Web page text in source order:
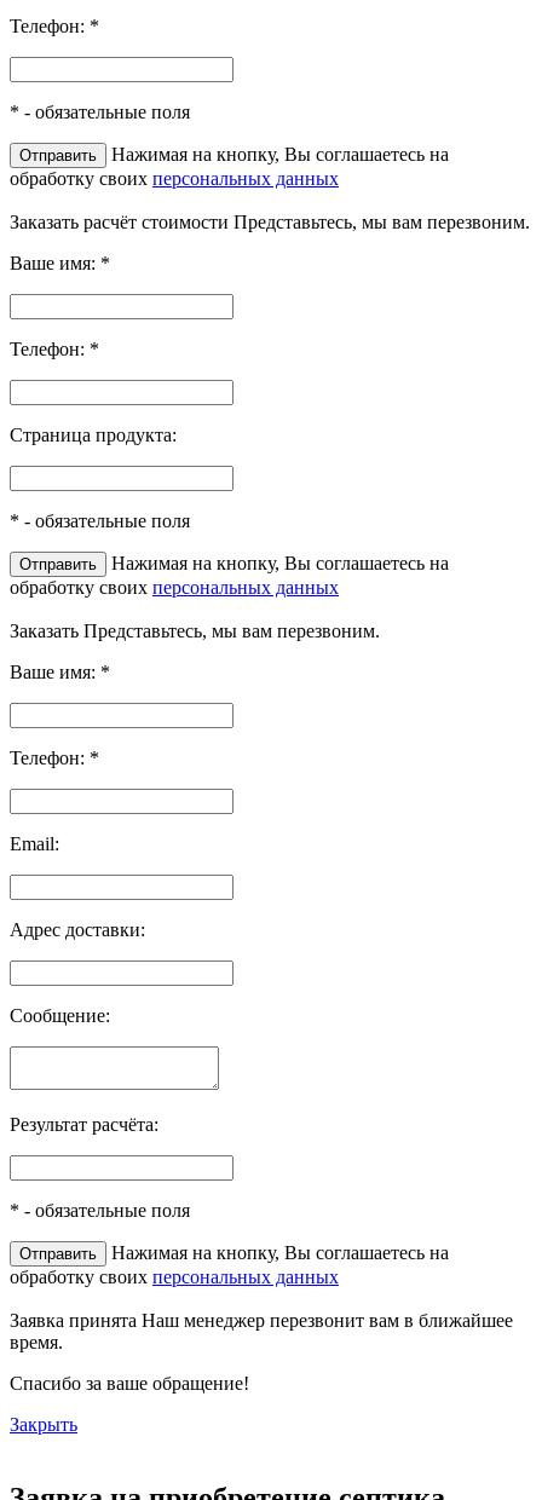
Телефон: *
* - обязательные поля
Нажимая на кнопку, Вы соглашаетесь на
обработку своих персональных данных
Заказать расчёт стоимости Представьтесь, мы вам перезвоним.
Ваше имя: *
Телефон: *
Страница продукта:
* - обязательные поля
Нажимая на кнопку, Вы соглашаетесь на
обработку своих персональных данных
Заказать Представьтесь, мы вам перезвоним.
Ваше имя: *
Телефон: *
Email:
Адрес доставки:
Сообщение:
Результат расчёта:
* - обязательные поля
Нажимая на кнопку, Вы соглашаетесь на
обработку своих персональных данных
Заявка принята Наш менеджер перезвонит вам в ближайшее
время.
Спасибо за ваше обращение!
Закрыть